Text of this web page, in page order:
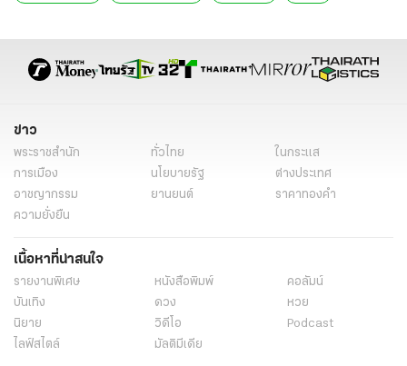
ข่าวการเมือง ไทยรัฐ ข่าวด่วน ข่าวการเมือง
ข่าว
พระราชสำนัก ทั่วไทย
ในกระแส
การเมือง
นโยบายรัฐ
ต่างประเทศ
อาชญากรรม
ยานยนต์
ราคาทองคำ
ความยั่งยืน
เนื้อหาที่น่าสนใจ
รายงานพิเศษ หนังสือพิมพ์
คอลัมน์
บันเทิง
ดวง
หวย
นิยาย
วิดีโอ
Podcast
ไลฟ์สไตล์
มัลติมีเดีย